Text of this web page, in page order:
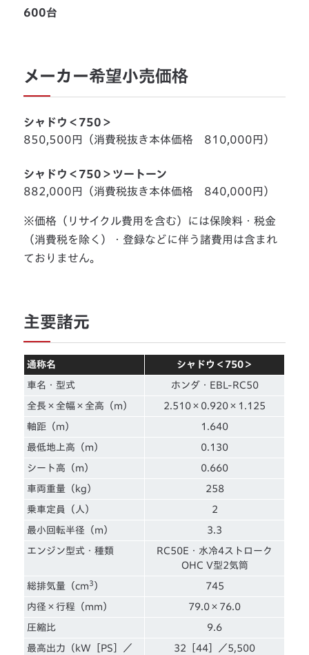
600台
メーカー希望小売価格
シャドウ＜750＞
850,500円（消費税抜き本体価格 810,000円）
シャドウ＜750＞ツートーン
882,000円（消費税抜き本体価格 840,000円）
※価格（リサイクル費用を含む）には保険料・税金
（消費税を除く）・登録などに伴う諸費用は含まれ
ておりません。
主要諸元
通称名 シャドウ＜750＞
車名・型式 ホンダ・EBL-RC50
全長×全幅×全高（m） 2.510×0.920×1.125
軸距（m） 1.640
最低地上高（m） 0.130
シート高（m） 0.660
車両重量（kg） 258
乗車定員（人） 2
最小回転半径（m） 3.3
エンジン型式・種類
RC50E・水冷4ストローク
OHC V型2気筒
総排気量（cm 3 ） 745
内径×行程（mm） 79.0×76.0
圧縮比 9.6
最高出力（kW［PS］／ 32［44］／5,500